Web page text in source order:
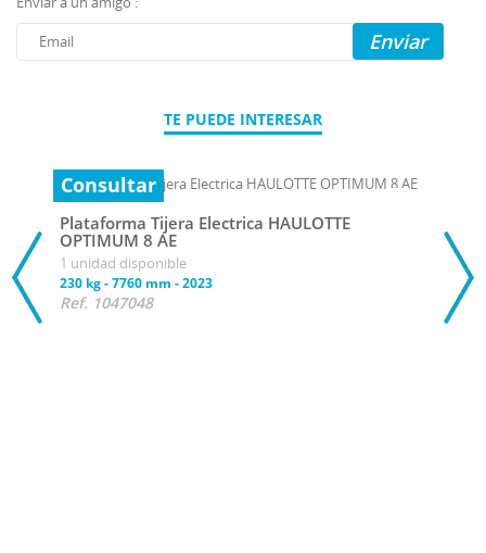
Enviar
TE PUEDE INTERESAR
Consultar
Plataforma Tijera Electrica HAULOTTE
OPTIMUM 8 AE
1 unidad disponible
230 kg-7760 mm -2023
Ref. 1047048